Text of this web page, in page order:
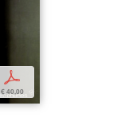
p
€ 40,00